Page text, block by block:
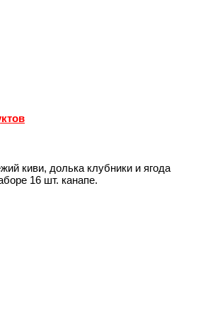
киви, долька клубники и ягода
16 шт. канапе.